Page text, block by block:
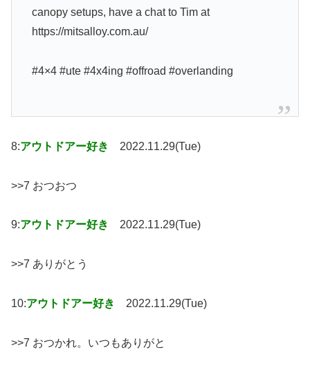
canopy setups, have a chat to Tim at
https://mitsalloy.com.au/
#4×4 #ute #4x4ing #offroad #overlanding
8:アウトドアー好き 2022.11.29(Tue)
>>7 おつおつ
9:アウトドアー好き 2022.11.29(Tue)
>>7 ありがとう
10:アウトドアー好き 2022.11.29(Tue)
>>7 おつかれ。いつもありがと